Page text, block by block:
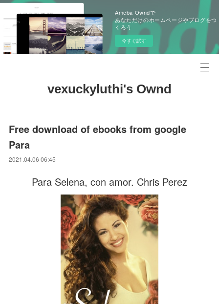
Ameba Owndで
あなただけのホームページやブログをつ
くろう
今すぐ試す
vexuckyluthi's Ownd
Free download of ebooks from google
Para
2021.04.06 06:45
Para Selena, con amor. Chris Perez